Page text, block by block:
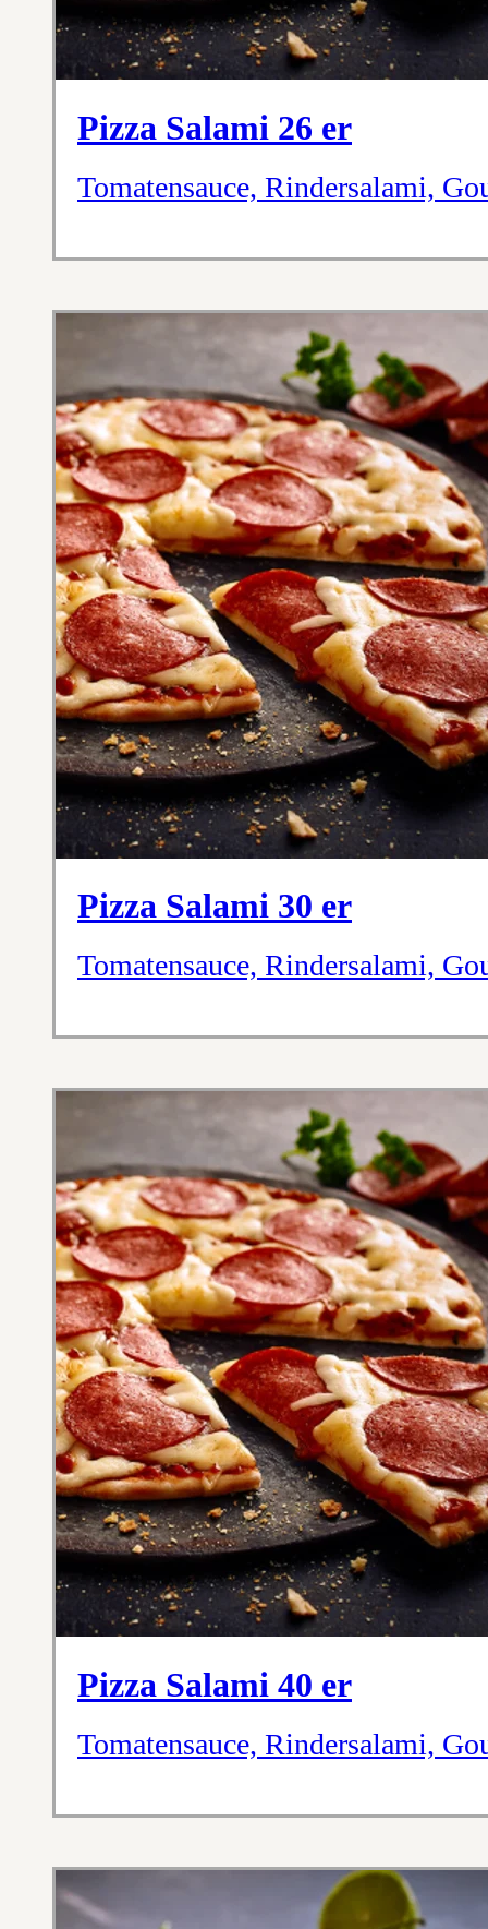
Pizza Salami 26 er
Tomatensauce, Rindersalami,
Pizza Salami 30 er
Tomatensauce, Rindersalami,
Pizza Salami 40 er
Tomatensauce, Rindersalami,